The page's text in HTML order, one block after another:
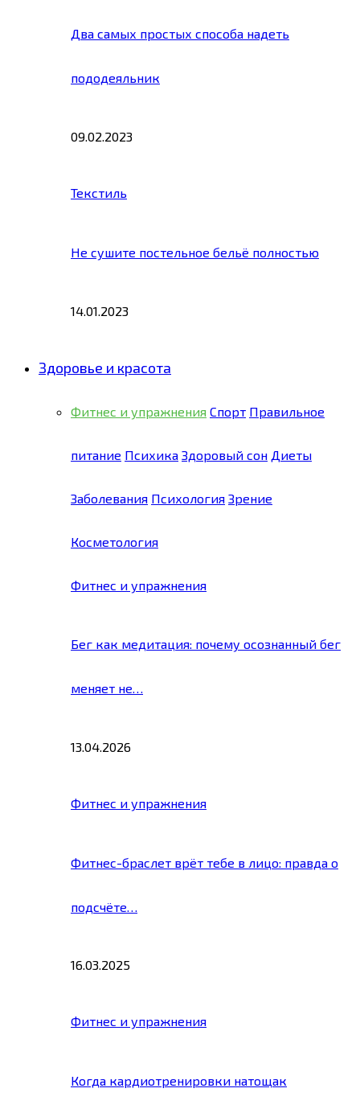
Два самых простых способа надеть
пододеяльник
09.02.2023
Текстиль
Не сушите постельное бельё полностью
14.01.2023
Здоровье и красота
Фитнес и упражнения Спорт Правильное
питание Психика Здоровый сон Диеты
Заболевания Психология Зрение
Косметология
Фитнес и упражнения
Бег как медитация: почему осознанный бег
меняет не…
13.04.2026
Фитнес и упражнения
Фитнес-браслет врёт тебе в лицо: правда о
подсчёте…
16.03.2025
Фитнес и упражнения
Когда кардиотренировки натощак